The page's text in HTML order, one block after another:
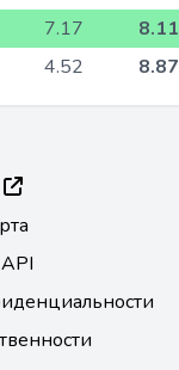
7.17 8.11
4.52 8.87